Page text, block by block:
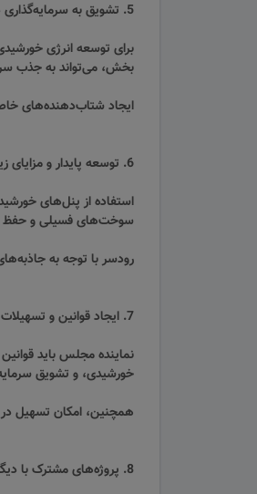
5. تشویق به سرمایه‌گذاری در انرژی پاک
برای توسعه انرژی
بخش، می‌تواند به جذب
ایجاد شتاب‌دهنده‌های
6. توسعه پایدار و مزایای زیست‌محیطی
استفاده از پنل‌های
سوخت‌های فسیلی و
رودسر با توجه به
7. ایجاد قوانین و تسهیلات برای نصب پنل‌های خورشیدی
نماینده مجلس باید
خورشیدی، و تشویق
همچنین، امکان تسهیل
8. پروژه‌های مشترک با دیگر استان‌ها و کشورهای همسایه